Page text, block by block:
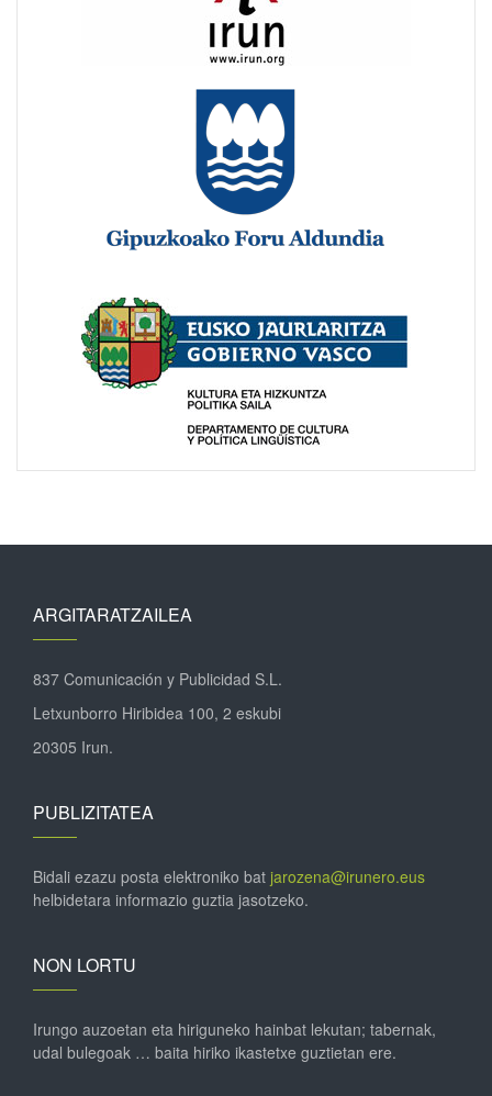
ARGITARATZAILEA
837 Comunicación y Publicidad S.L.
Letxunborro Hiribidea 100, 2 eskubi
20305 Irun.
PUBLIZITATEA
Bidali ezazu posta elektroniko bat jarozena@irunero.eus
helbidetara informazio guztia jasotzeko.
NON LORTU
Irungo auzoetan eta hiriguneko hainbat lekutan; tabernak,
udal bulegoak … baita hiriko ikastetxe guztietan ere.